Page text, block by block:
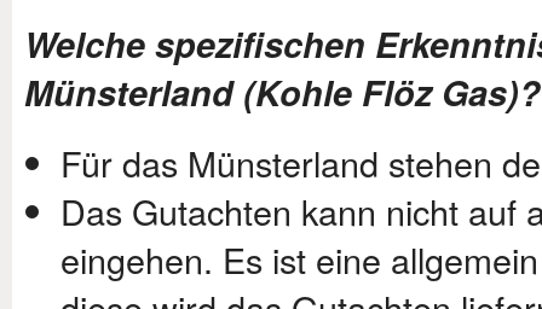
Welche spezifischen
Münsterland (Kohle Flöz Gas)?
Für das Münsterland stehen
Das Gutachten kann nicht auf
eingehen. Es ist eine